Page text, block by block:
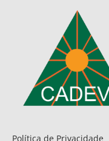
Política de Privacidade